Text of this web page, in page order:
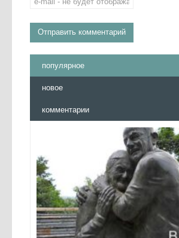
популярное
новое
комментарии